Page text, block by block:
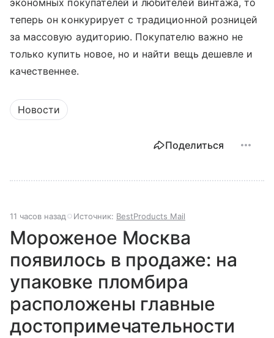
экономных покупателей и любителей винтажа, то
теперь он конкурирует с традиционной розницей
за массовую аудиторию. Покупателю важно не
только купить новое, но и найти вещь дешевле и
качественнее.
Новости
Поделиться
11 часов назад Источник: BestProducts Mail
Мороженое Москва
появилось в продаже: на
упаковке пломбира
расположены главные
достопримечательности